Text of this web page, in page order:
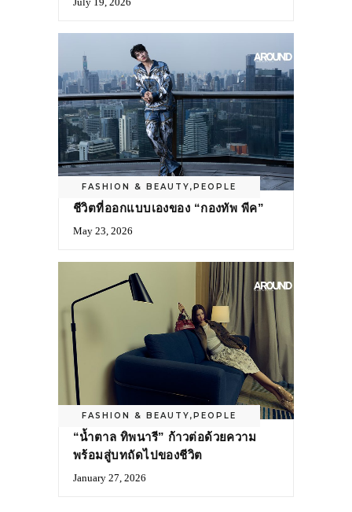
FASHION & BEAUTY,PEOPLE
ชีวิตที่ออกแบบเองของ “กองทัพ พีค”
May 23, 2026
FASHION & BEAUTY,PEOPLE
“น้ำตาล ทิพนารี” ก้าวต่อด้วยความ
พร้อมสู่บทถัดไปของชีวิต
January 27, 2026